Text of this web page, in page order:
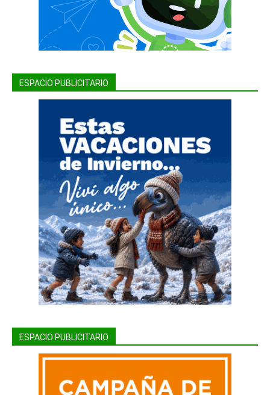
ESPACIO PUBLICITARIO
ESPACIO PUBLICITARIO